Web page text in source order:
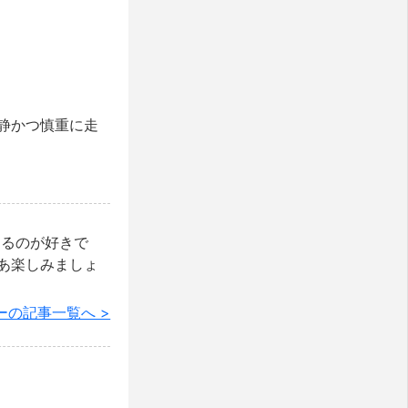
かつ慎重に走
のが好きで
楽しみましょ
の記事一覧へ >